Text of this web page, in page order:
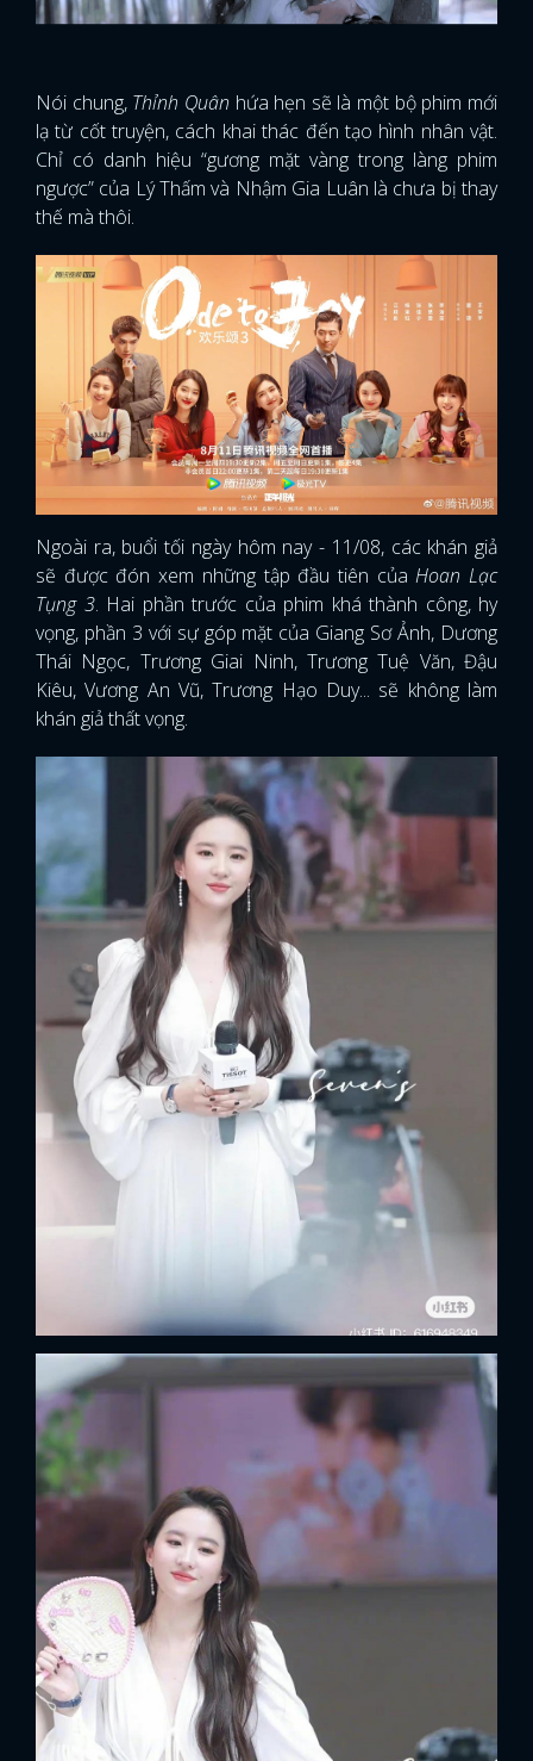
ĐĂNG NHẬP
Nói chung, Thỉnh Quân hứa hẹn sẽ là một bộ phim mới
lạ từ cốt truyện, cách khai thác đến tạo hình nhân vật.
Chỉ có danh hiệu “gương mặt vàng trong làng phim
ngược” của Lý Thấm và Nhậm Gia Luân là chưa bị thay
thế mà thôi.
Ngoài ra, buổi tối ngày hôm nay - 11/08, các khán giả
sẽ được đón xem những tập đầu tiên củaHoan Lạc
Tụng 3. Hai phần trước của phim khá thành công, hy
vọng, phần 3 với sự góp mặt của Giang Sơ Ảnh, Dương
Thái Ngọc, Trương Giai Ninh, Trương Tuệ Văn, Đậu
Kiêu, Vương An Vũ, Trương Hạo Duy... sẽ không làm
khán giả thất vọng.